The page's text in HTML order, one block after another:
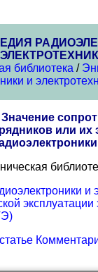
библиотека /
и
или их
и
эксплуатации